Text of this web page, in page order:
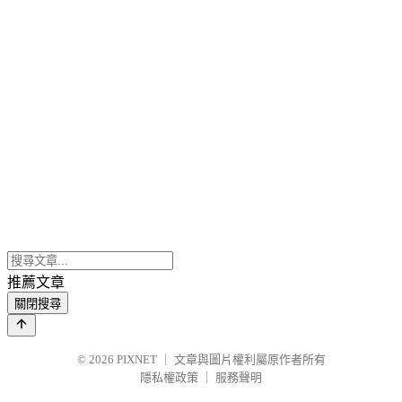
推薦文章
關閉搜尋
© 2026 PIXNET
文章與圖片權利屬原作者所有
隱私權政策
服務聲明